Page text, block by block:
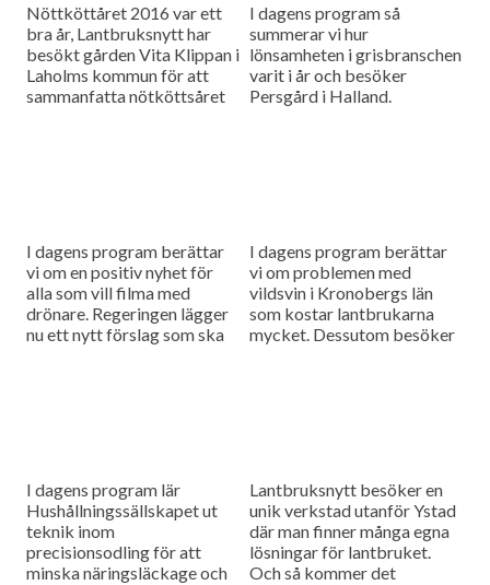
Nöttköttåret 2016 var ett
bra år, Lantbruksnytt har
besökt gården Vita Klippan i
Laholms kommun för att
sammanfatta nötköttsåret
I dagens program så
summerar vi hur
lönsamheten i grisbranschen
varit i år och besöker
Persgård i Halland.
I dagens program berättar
vi om en positiv nyhet för
alla som vill filma med
drönare. Regeringen lägger
nu ett nytt förslag som ska
I dagens program berättar
vi om problemen med
vildsvin i Kronobergs län
som kostar lantbrukarna
mycket. Dessutom besöker
I dagens program lär
Hushållningssällskapet ut
teknik inom
precisionsodling för att
minska näringsläckage och
Lantbruksnytt besöker en
unik verkstad utanför Ystad
där man finner många egna
lösningar för lantbruket.
Och så kommer det